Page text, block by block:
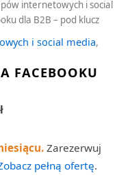
internetowych i social
dla B2B – pod klucz
i social media,
FACEBOOKU
Zarezerwuj
pełną ofertę.